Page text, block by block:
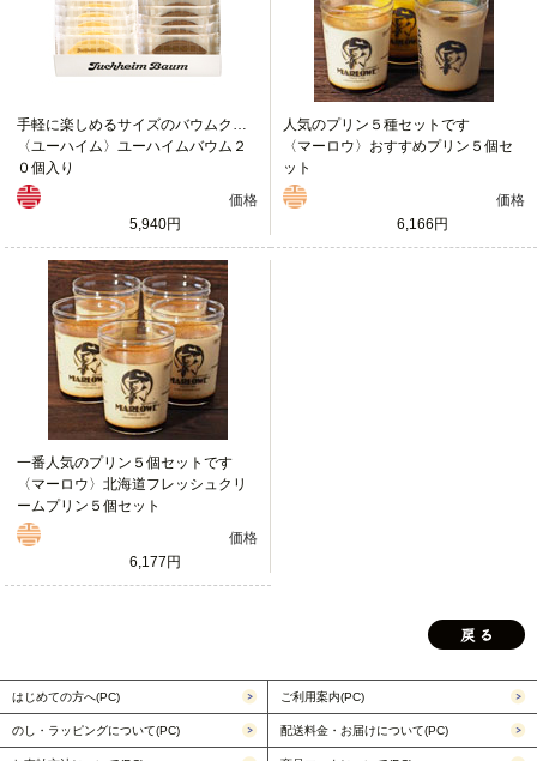
手軽に楽しめるサイズのバウムクーヘン
〈ユーハイム〉ユーハイムバウム２
０個入り
価格
5,940円
人気のプリン５種セットです
〈マーロウ〉おすすめプリン５個セ
ット
価格
6,166円
一番人気のプリン５個セットです
〈マーロウ〉北海道フレッシュクリ
ームプリン５個セット
価格
6,177円
はじめての方へ(PC) ご利用案内(PC)
のし・ラッピングについて(PC) 配送料金・お届けについて(PC)